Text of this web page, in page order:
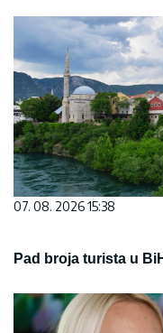
07. 08. 2026 15:38
Pad broja turista u